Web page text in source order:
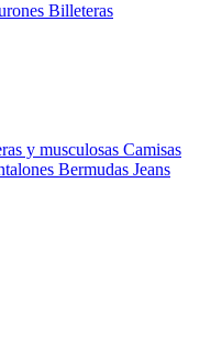
Billeteras
y musculosas Camisas
Bermudas Jeans